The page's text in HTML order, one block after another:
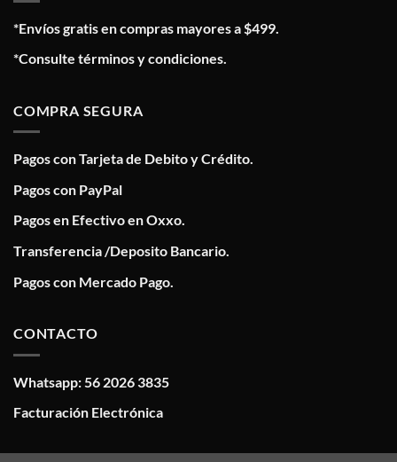
*Envíos gratis en compras mayores a $499.
*Consulte términos y condiciones.
COMPRA SEGURA
Pagos con Tarjeta de Debito y Crédito.
Pagos con PayPal
Pagos en Efectivo en Oxxo.
Transferencia /Deposito Bancario.
Pagos con Mercado Pago.
CONTACTO
Whatsapp: 56 2026 3835
Facturación Electrónica